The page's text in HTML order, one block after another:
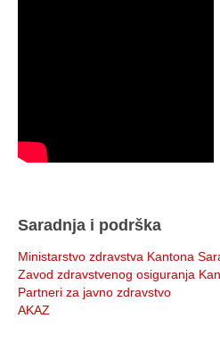
Saradnja i podrška
Ministarstvo zdravstva Kantona
Zavod zdravstvenog osiguranja
Partneri za javno zdravstvo
AKAZ